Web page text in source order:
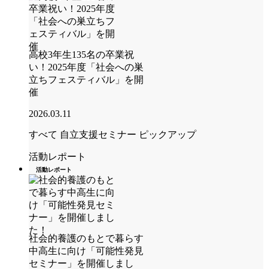
高校3年生135名の卒業祝
い！2025年度「社会への巣
立ちフェスティバル」を開
催
2026.03.11
すべて 自立支援セミナー ピックアップ
活動レポート
活動レポート
社会的養護のもとで暮らす
中高生に向け「可能性発見
セミナー」を開催しまし